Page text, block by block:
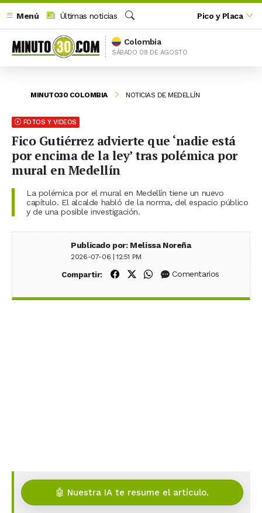
Menú
Últimas noticias
Buscar
Pico y Placa
Colombia
SÁBADO 08 DE AGOSTO
MINUTO30 COLOMBIA NOTICIAS DE MEDELLÍN
FOTOS Y VIDEOS
Fico Gutiérrez advierte que ‘nadie está
por encima de la ley’ tras polémica por
mural en Medellín
La polémica por el mural en Medellín tiene un nuevo
capítulo. El alcalde habló de la norma, del espacio público
y de una posible investigación.
Publicado por: Melissa Noreña
2026-07-06 | 12:51 PM
Compartir: Compartir en Facebook
Compartir en X (Twitter)
Compartir en WhatsApp
Comentarios
🤖 Nuestra IA te resume el artículo.